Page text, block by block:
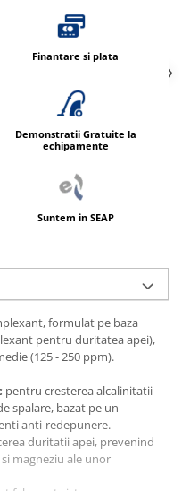
Finantare si plata
Demonstratii Gratuite la
echipamente
Suntem in SEAP
formulat pe baza
pentru duritatea apei),
(125 - 250 ppm).
pentru cresterea alcalinitatii
spalare, bazat pe un
anti-redepunere.
duritatii apei, prevenind
magneziu ale unor